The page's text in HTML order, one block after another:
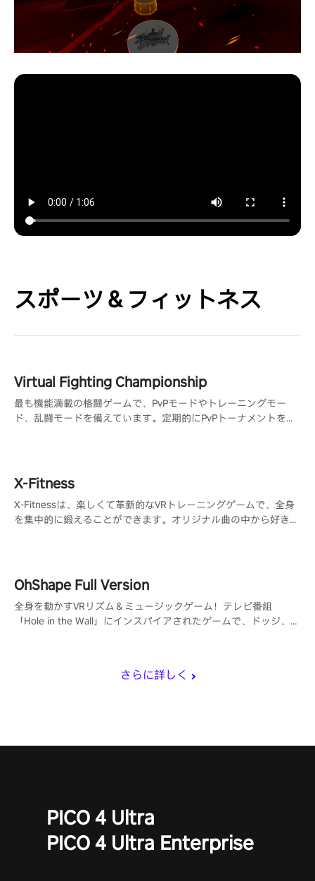
スポーツ＆フィットネス
さらに詳しく
Virtual Fighting Championship
最も機能満載の格闘ゲームで、PvPモードやトレーニングモー
ド、乱闘モードを備えています。定期的にPvPトーナメントを開
X-Fitness
X-Fitnessは、楽しくて革新的なVRトレーニングゲームで、全身
を集中的に鍛えることができます。オリジナル曲の中から好きな
OhShape Full Version
全身を動かすVRリズム＆ミュージックゲーム！テレビ番組
「Hole in the Wall」にインスパイアされたゲームで、ドッジ、パ
PICO 4 Ultra
PICO 4 Ultra Enterprise